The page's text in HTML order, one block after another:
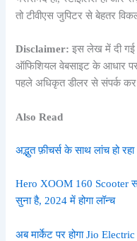
तो टीवीएस जुपिटर से बेहतर
Disclaimer: इस लेख में दी गई
ऑफिशियल वेबसाइट के आधार
पहले अधिकृत डीलर से संपर्क कर
Also Read
अद्भुत फ़ीचर्स के साथ लांच हो
Hero XOOM 160 Scooter
सुना है, 2024 में होगा लॉन्च
अब मार्केट पर होगा Jio